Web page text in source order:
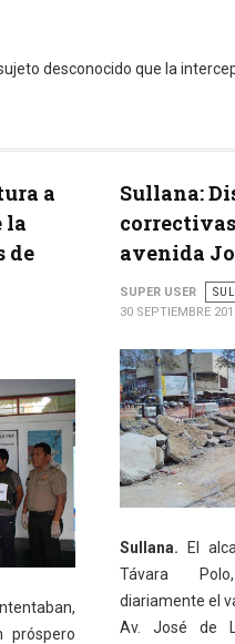
desconocido que la
a
la
de
próspero
Sullana:
avenida
SUPER USER
30 SEPTIEMBRE
Sullana. El
Távara
diariamente el
Av. José de